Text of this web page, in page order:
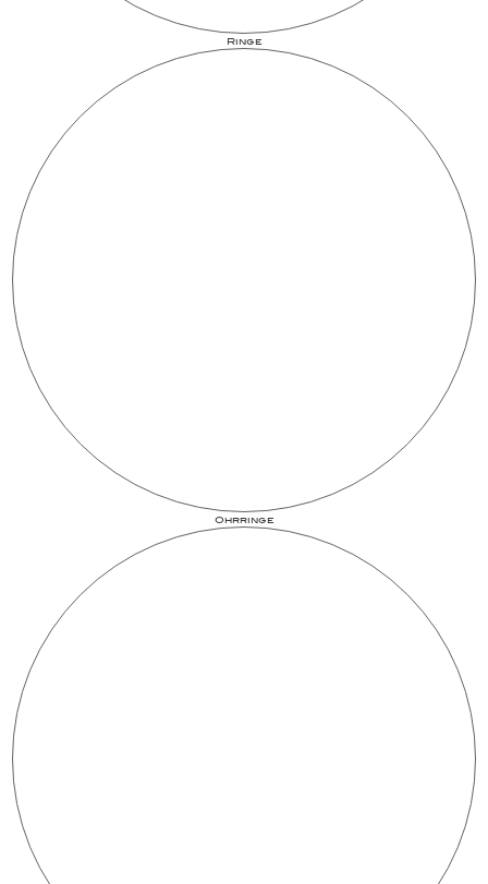
Ringe
Ohrringe